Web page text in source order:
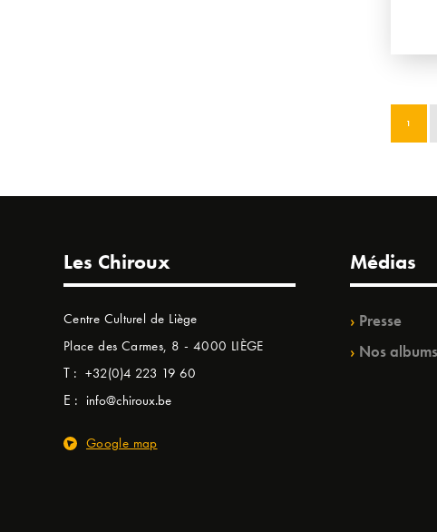
1
Les Chiroux
Centre Culturel de Liège
Place des Carmes, 8 - 4000 LIÈGE
T : +32(0)4 223 19 60
E : info@chiroux.be
Google map
Médias
Presse
Nos